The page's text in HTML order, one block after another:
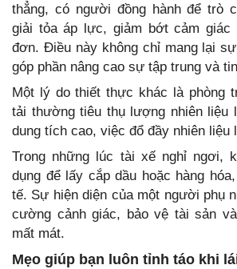
thẳng, có người đồng hành để trò
giải tỏa áp lực, giảm bớt cảm giác
đơn. Điều này không chỉ mang lại
góp phần nâng cao sự tập trung và
Một lý do thiết thực khác là phòng
tải thường tiêu thụ lượng nhiên liệu
dung tích cao, việc đổ đầy nhiên liệu
Trong những lúc tài xế nghỉ ngơi,
dụng để lấy cắp dầu hoặc hàng
tế. Sự hiện diện của một người phụ
cường cảnh giác, bảo vệ tài sản
mất mát.
Mẹo giúp bạn luôn tỉnh táo khi